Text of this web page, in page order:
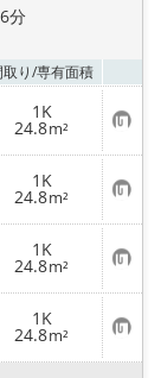
分
取り/専有面積
1K
24.8m² お
気
に
入
り
登
録
1K
24.8m² お
気
に
入
り
登
録
1K
24.8m² お
気
に
入
り
登
録
1K
24.8m² お
気
に